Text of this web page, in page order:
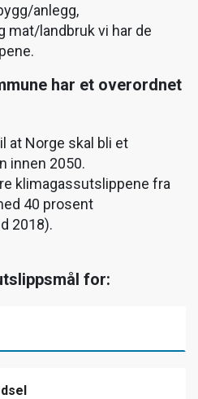
anlegg,
landbruk vi har de
har et overordnet
at Norge skal bli et
innen 2050.
klimagassutslippene fra
40 prosent
2018).
for: